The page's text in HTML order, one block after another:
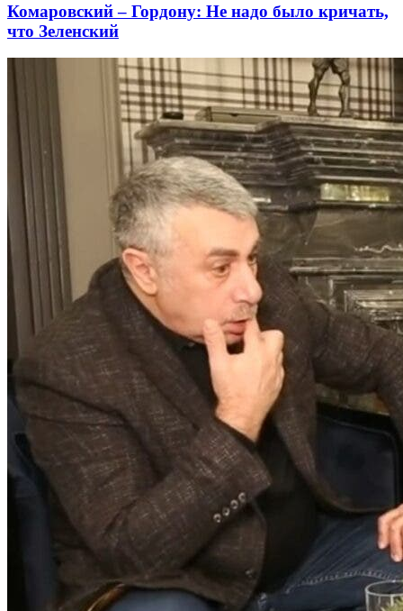
Комаровский – Гордону: Не надо было кричать,
что Зеленский